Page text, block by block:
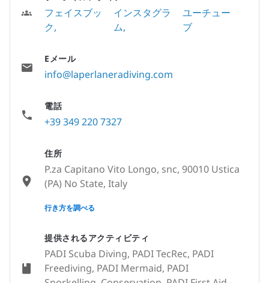
提供されるアクティビティ
PADI Scuba Diving, PADI TecRec, PADI
Freediving, PADI Mermaid, PADI
フェイスブッ
ク
インスタグラ
ム
ユーチュー
ブ
Eメール
info@laperlaneradiving.com
電話
+39 349 220 7327
住所
P.za Capitano Vito Longo, snc, 90010 Ustica
(PA) No State, Italy
None
行き方を調べる